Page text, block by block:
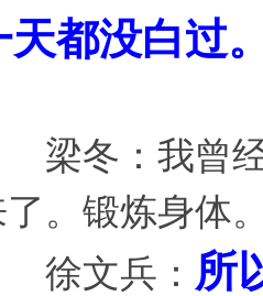
天都没白过
冬：我曾经
了。锻炼身体
文兵： 所